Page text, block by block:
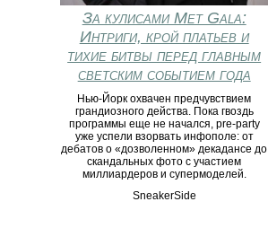
За кулисами Met Gala:
Интриги, крой платьев и
тихие битвы перед главным
светским событием года
Нью-Йорк охвачен предчувствием
грандиозного действа. Пока гвоздь
программы еще не начался, pre-party
уже успели взорвать инфополе: от
дебатов о «дозволенном» декадансе до
скандальных фото с участием
миллиардеров и супермоделей.
SneakerSide